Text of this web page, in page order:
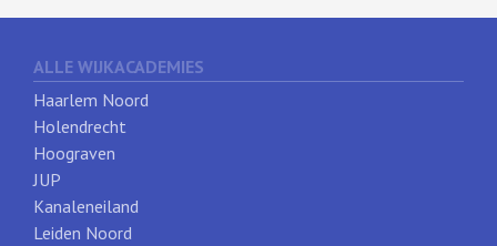
ALLE WIJKACADEMIES
Haarlem Noord
Holendrecht
Hoograven
JUP
Kanaleneiland
Leiden Noord